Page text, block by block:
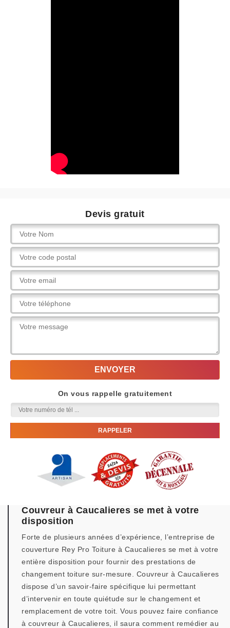
Devis gratuit
On vous rappelle gratuitement
Couvreur à Caucalieres se met à votre
disposition
Forte de plusieurs années d’expérience, l’entreprise de
couverture Rey Pro Toiture à Caucalieres se met à votre
entière disposition pour fournir des prestations de
changement toiture sur-mesure. Couvreur à Caucalieres
dispose d’un savoir-faire spécifique lui permettant
d’intervenir en toute quiétude sur le changement et
remplacement de votre toit. Vous pouvez faire confiance
à couvreur à Caucalieres, il saura comment remédier au